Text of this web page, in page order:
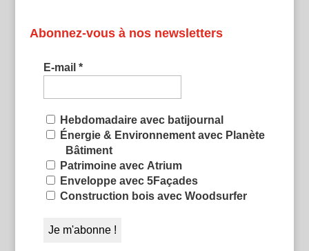
Abonnez-vous à nos newsletters
E-mail *
Hebdomadaire avec batijournal
Énergie & Environnement avec Planète
Bâtiment
Patrimoine avec Atrium
Enveloppe avec 5Façades
Construction bois avec Woodsurfer